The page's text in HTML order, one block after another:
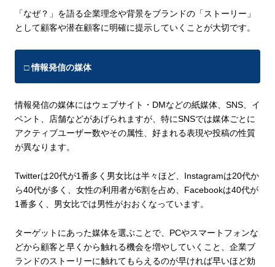
「なぜ？」を語る企業理念や背景をブランドの「ストーリー」
として顧客や潜在顧客に明確に提示していくことが大切です。
□ 情報発信の媒体
情報発信の媒体にはウェブサイト・DMなどの紙媒体、SNS、イ
ベント、店舗などがあげられますが、特にSNSでは媒体ごとに
アクティブユーザー数やその属性、好まれる表現や投稿の性質
が異なります。
Twitterは20代が1番多く男女比は半々ほど、Instagramは20代か
ら40代が多く、女性の利用者が6割を占め、Facebookは40代が
1番多く、男女比では男性がおおくなっています。
ターゲットにあった媒体を選ぶことで、PCやスマートフォンな
どから顧客と早くから触れる機会を増やしていくこと、企業ブ
ランドのストーリーに触れてもらえるのが早ければ早いほど効